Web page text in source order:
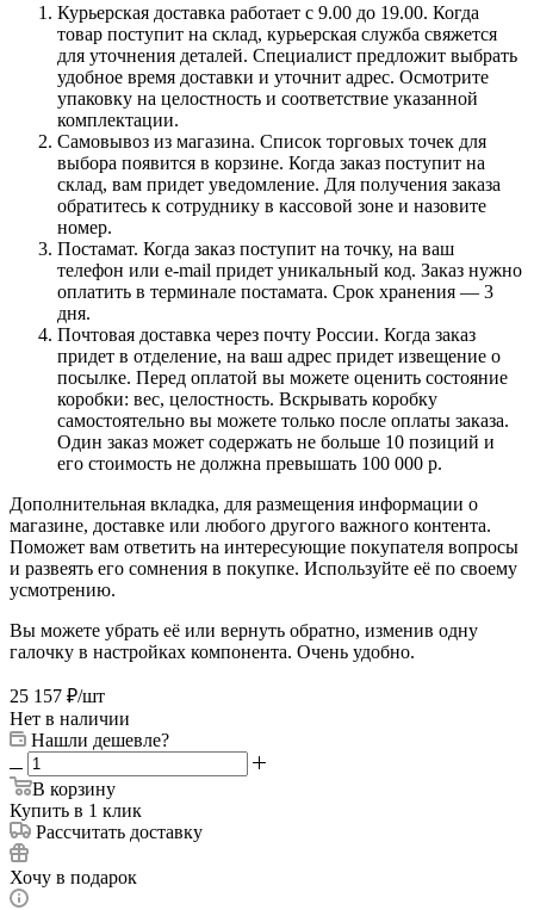
Курьерская доставка работает с 9.00 до 19.00. Когда
товар поступит на склад, курьерская служба свяжется
для уточнения деталей. Специалист предложит выбрать
удобное время доставки и уточнит адрес. Осмотрите
упаковку на целостность и соответствие указанной
комплектации.
Самовывоз из магазина. Список торговых точек для
выбора появится в корзине. Когда заказ поступит на
склад, вам придет уведомление. Для получения заказа
обратитесь к сотруднику в кассовой зоне и назовите
номер.
Постамат. Когда заказ поступит на точку, на ваш
телефон или e-mail придет уникальный код. Заказ нужно
оплатить в терминале постамата. Срок хранения — 3
дня.
Почтовая доставка через почту России. Когда заказ
придет в отделение, на ваш адрес придет извещение о
посылке. Перед оплатой вы можете оценить состояние
коробки: вес, целостность. Вскрывать коробку
самостоятельно вы можете только после оплаты заказа.
Один заказ может содержать не больше 10 позиций и
его стоимость не должна превышать 100 000 р.
Дополнительная вкладка, для размещения информации о
магазине, доставке или любого другого важного контента.
Поможет вам ответить на интересующие покупателя вопросы
и развеять его сомнения в покупке. Используйте её по своему
усмотрению.
Вы можете убрать её или вернуть обратно, изменив одну
галочку в настройках компонента. Очень удобно.
25 157 ₽/шт
Нет в наличии
Нашли дешевле?
В корзину
Купить в 1 клик
Рассчитать доставку
Хочу в подарок